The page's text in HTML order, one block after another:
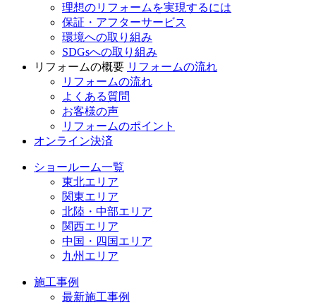
理想のリフォームを実現するには
保証・アフターサービス
環境への取り組み
SDGsへの取り組み
リフォームの概要 リフォームの流れ
リフォームの流れ
よくある質問
お客様の声
リフォームのポイント
オンライン決済
ショールーム一覧
東北エリア
関東エリア
北陸・中部エリア
関西エリア
中国・四国エリア
九州エリア
施工事例
最新施工事例